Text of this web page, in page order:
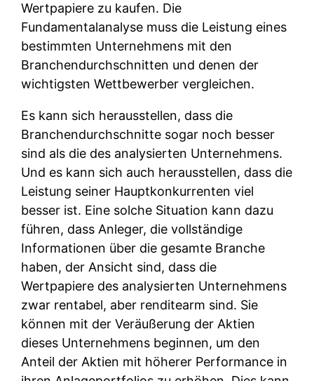
Wertpapiere zu kaufen. Die
Fundamentalanalyse muss die Leistung eines
bestimmten Unternehmens mit den
Branchendurchschnitten und denen der
wichtigsten Wettbewerber vergleichen.
Es kann sich herausstellen, dass die
Branchendurchschnitte sogar noch besser
sind als die des analysierten Unternehmens.
Und es kann sich auch herausstellen, dass die
Leistung seiner Hauptkonkurrenten viel
besser ist. Eine solche Situation kann dazu
führen, dass Anleger, die vollständige
Informationen über die gesamte Branche
haben, der Ansicht sind, dass die
Wertpapiere des analysierten Unternehmens
zwar rentabel, aber renditearm sind. Sie
können mit der Veräußerung der Aktien
dieses Unternehmens beginnen, um den
Anteil der Aktien mit höherer Performance in